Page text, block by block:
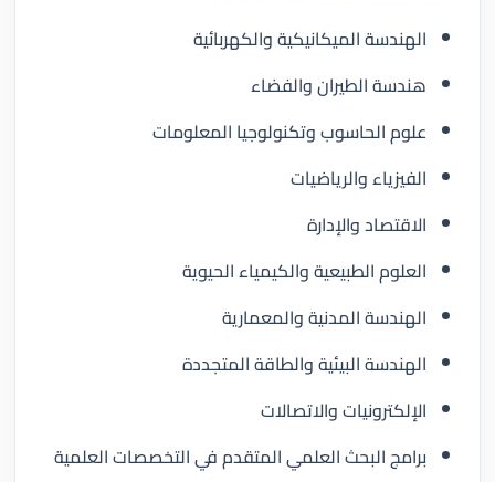
الهندسة الميكانيكية والكهربائية
هندسة الطيران والفضاء
علوم الحاسوب وتكنولوجيا المعلومات
الفيزياء والرياضيات
الاقتصاد والإدارة
العلوم الطبيعية والكيمياء الحيوية
الهندسة المدنية والمعمارية
الهندسة البيئية والطاقة المتجددة
الإلكترونيات والاتصالات
برامج البحث العلمي المتقدم في التخصصات العلمية